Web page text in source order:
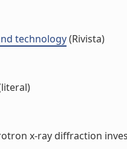
technology(Rivista)
x-ray diffraction